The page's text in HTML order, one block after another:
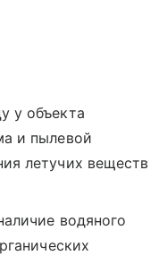
у объекта
и пылевой
летучих веществ
водяного